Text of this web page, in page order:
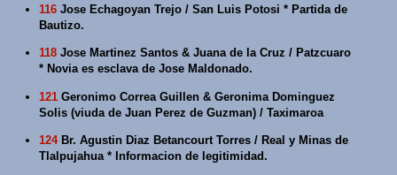
116 Jose Echagoyan Trejo / San Luis Potosi * Partida de
Bautizo.
118 Jose Martinez Santos & Juana de la Cruz / Patzcuaro
* Novia es esclava de Jose Maldonado.
121 Geronimo Correa Guillen & Geronima Dominguez
Solis (viuda de Juan Perez de Guzman) / Taximaroa
124Br. Agustin Diaz Betancourt Torres / Real y Minas de
Tlalpujahua * Informacion de legitimidad.